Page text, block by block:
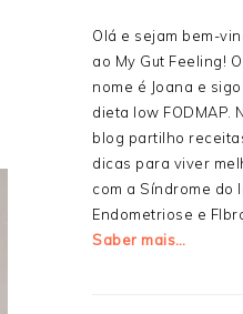
Olá e sejam bem-
ao My Gut Feeling!
nome é Joana e sigo
dieta low FODMAP.
blog partilho
dicas para viver
com a Síndrome do
Endometriose e
Saber mais…